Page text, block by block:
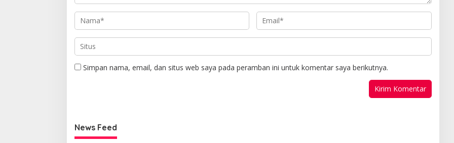
Simpan nama, email, dan situs web saya pada peramban ini untuk komentar saya berikutnya.
News Feed